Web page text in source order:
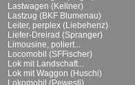
Lastwagen (Kellner)
Lastzug (BKF Blumenau)
Leiter, perplex (Liebehenz)
Liefer-Dreirad (Spranger)
Limousine, poliert...
Locomobil (SFFischer)
Lok mit Landschaft...
Lok mit Waggon (Huschi)
Lokomobil (Pewesti)